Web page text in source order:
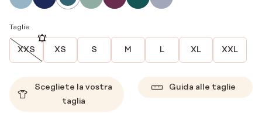
Taglie
XXS XS S M L XL XXL
Scegliete la vostra
taglia
Guida alle taglie